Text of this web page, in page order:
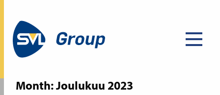
Month:Joulukuu 2023